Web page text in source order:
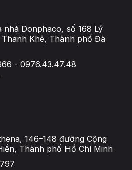
nhà Donphaco, số 168 Lý
Khê, Thành phố Đà
- 0976.43.47.48
146–148 đường Cộng
Thành phố Hồ Chí Minh